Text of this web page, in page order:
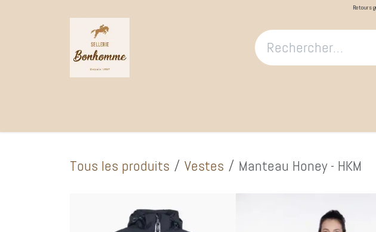
Retours
Tous les produits Vestes Manteau Honey - HKM